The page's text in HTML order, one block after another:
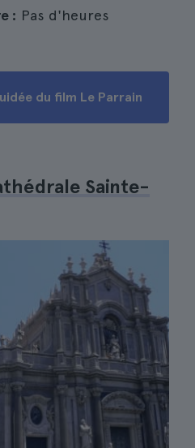
: Pas d'heures
du film Le Parrain
Sainte-